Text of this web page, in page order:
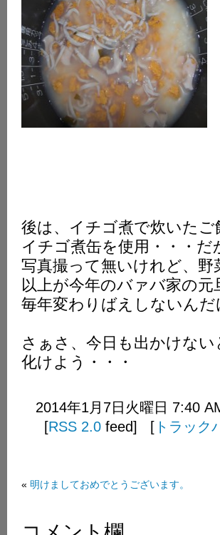
後は、イチゴ煮で炊いたご
イチゴ煮缶を使用・・・
写真撮って無いけれど、
以上が今年のバァバ家の元
毎年変わりばえしないん
さぁさ、今日も出かけな
化けよう・・・
2014年1月7日火曜日 7:40
[RSS 2.0 feed] [ トラック
« 明けましておめでとうございます。